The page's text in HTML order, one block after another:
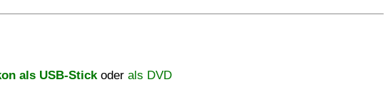
als USB-Stickoder als DVD